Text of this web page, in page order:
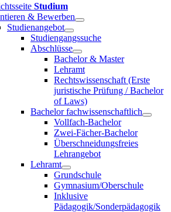
Studium
& Bewerben
Studienangebot
Studiengangssuche
Abschlüsse
Bachelor & Master
Lehramt
Rechtswissenschaft (Erste
juristische Prüfung / Bachelor
of Laws)
Bachelor fachwissenschaftlich
Vollfach-Bachelor
Zwei-Fächer-Bachelor
Überschneidungsfreies
Lehrangebot
Lehramt
Grundschule
Gymnasium/Oberschule
Inklusive
Pädagogik/Sonderpädagogik